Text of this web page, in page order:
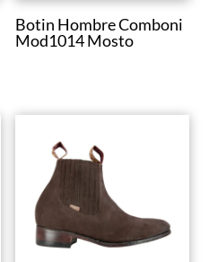
Botin Hombre Comboni
Mod1014 Mosto